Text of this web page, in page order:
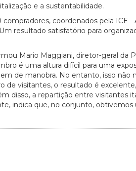
e a sustentabilidade.
coordenados pela ICE -
resultado satisfatório para
Mario Maggiani, diretor-geral da
é uma altura difícil para uma
de manobra. No entanto, isso não
de visitantes, o resultado é
disso, a repartição entre visitantes
indica que, no conjunto,